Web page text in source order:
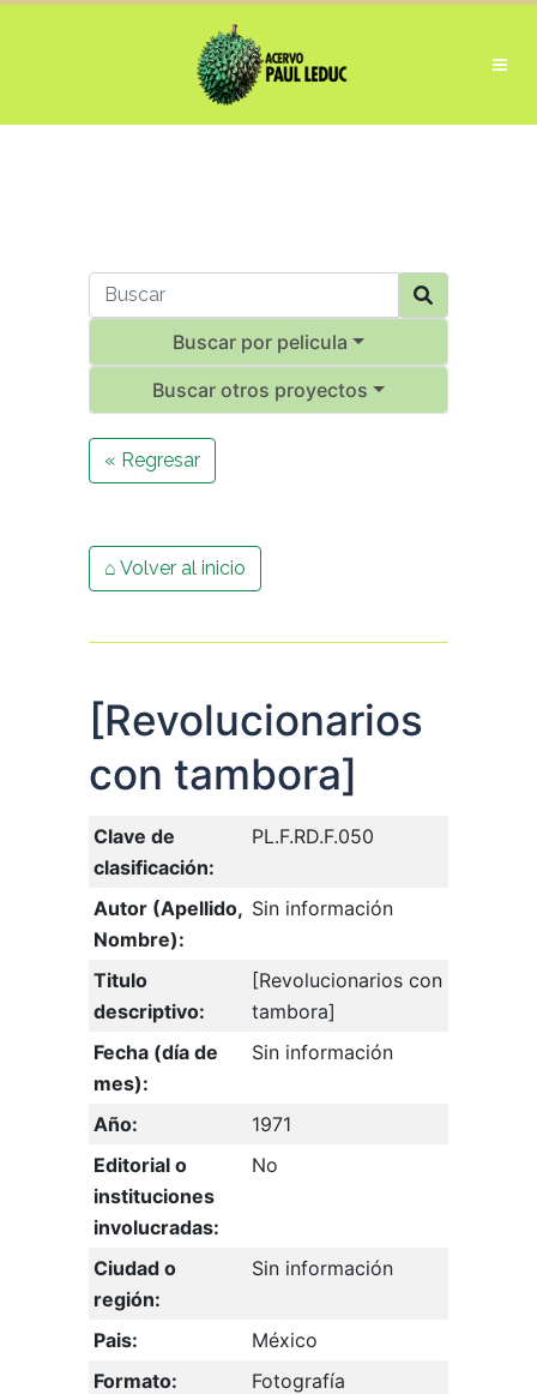
Buscar por pelicula
Buscar otros proyectos
« Regresar
⌂ Volver al inicio
[Revolucionarios
con tambora]
Clave de
clasificación:
PL.F.RD.F.050
Autor (Apellido,
Nombre):
Sin información
Titulo
descriptivo:
[Revolucionarios con
tambora]
Fecha (día de
mes):
Sin información
Año:
1971
Editorial o
instituciones
involucradas:
No
Ciudad o
región:
Sin información
Pais:
México
Formato:
Fotografía